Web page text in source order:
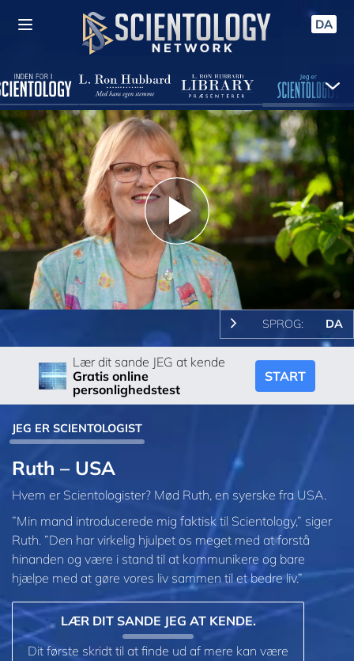
DA
Play
Video
SPROG: DA
Lær dit sande JEG at kende
Gratis online
personlighedstest
START
JEG ER SCIENTOLOGIST
Ruth – USA
Hvem er Scientologister? Mød Ruth, en syerske fra USA.
”Min mand introducerede mig faktisk til Scientology,” siger
Ruth. ”Den har virkelig hjulpet os meget med at forstå
hinanden og være i stand til at kommunikere og bare
hjælpe med at gøre vores liv sammen til et bedre liv.”
LÆR DIT SANDE JEG AT KENDE.
Dit første skridt til at finde ud af mere kan være